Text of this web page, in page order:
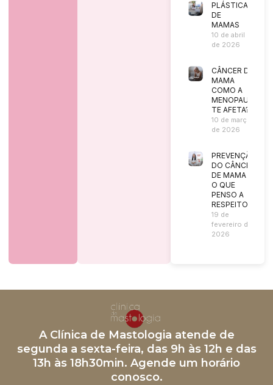
PLÁSTICA
DE
MAMAS
10 de abril
de 2026
CÂNCER DE
MAMA
COMO A
MENOPAUSA
TE AFETA?
10 de março
de 2026
PREVENÇÃO
DO CÂNCER
DE MAMA |
O QUE
PENSO A
RESPEITO?
19 de
fevereiro de
2026
A Clínica de Mastologia atende de
segunda a sexta-feira, das 9h às 12h e das
13h às 18h30min. Agende um horário
conosco.